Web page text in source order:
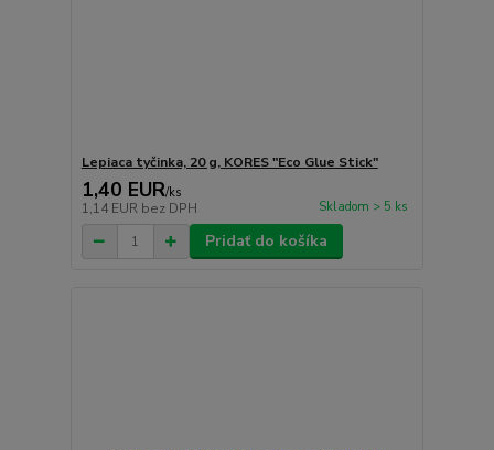
Lepiaca tyčinka, 20 g, KORES "Eco Glue Stick"
1,40 EUR/ks
1,14 EUR bez DPH Skladom > 5 ks
Pridať do košíka